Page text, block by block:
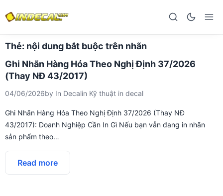
Thẻ: nội dung bắt buộc trên nhãn
Ghi Nhãn Hàng Hóa Theo Nghị Định 37/2026
(Thay NĐ 43/2017)
04/06/2026by In Decalin Kỹ thuật in decal
Ghi Nhãn Hàng Hóa Theo Nghị Định 37/2026 (Thay NĐ
43/2017): Doanh Nghiệp Cần In Gì Nếu bạn vẫn đang in nhãn
sản phẩm theo…
Read more